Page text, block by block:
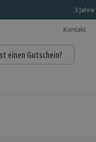
3
Kontakt
einen Gutschein?